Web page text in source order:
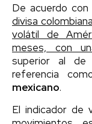
De acuerdo con
divisa
volátil de
meses, con
superior al de
referencia
mexicano.
El indicador de